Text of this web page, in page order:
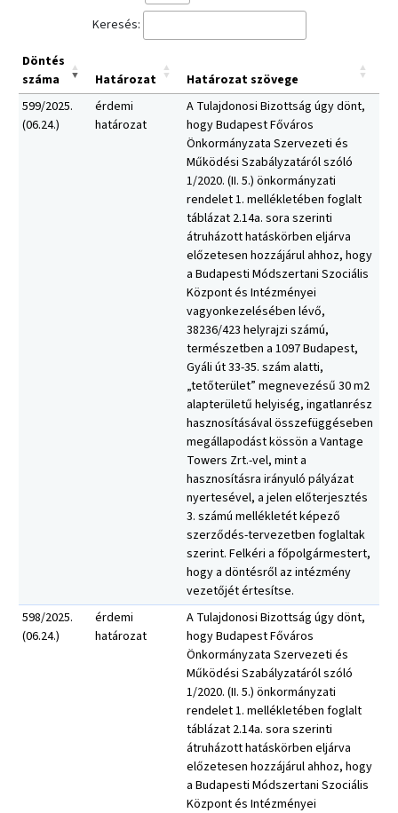
Keresés:
Döntés
száma
Határozat
Határozat szövege
599/2025.
(06.24.)
érdemi
határozat
A Tulajdonosi Bizottság úgy dönt,
hogy Budapest Főváros
Önkormányzata Szervezeti és
Működési Szabályzatáról szóló
1/2020. (II. 5.) önkormányzati
rendelet 1. mellékletében foglalt
táblázat 2.14a. sora szerinti
átruházott hatáskörben eljárva
előzetesen hozzájárul ahhoz, hogy
a Budapesti Módszertani Szociális
Központ és Intézményei
vagyonkezelésében lévő,
38236/423 helyrajzi számú,
természetben a 1097 Budapest,
Gyáli út 33-35. szám alatti,
„tetőterület” megnevezésű 30 m2
alapterületű helyiség, ingatlanrész
hasznosításával összefüggéseben
megállapodást kössön a Vantage
Towers Zrt.-vel, mint a
hasznosításra irányuló pályázat
nyertesével, a jelen előterjesztés
3. számú mellékletét képező
szerződés-tervezetben foglaltak
szerint. Felkéri a főpolgármestert,
hogy a döntésről az intézmény
vezetőjét értesítse.
598/2025.
(06.24.)
érdemi
határozat
A Tulajdonosi Bizottság úgy dönt,
hogy Budapest Főváros
Önkormányzata Szervezeti és
Működési Szabályzatáról szóló
1/2020. (II. 5.) önkormányzati
rendelet 1. mellékletében foglalt
táblázat 2.14a. sora szerinti
átruházott hatáskörben eljárva
előzetesen hozzájárul ahhoz, hogy
a Budapesti Módszertani Szociális
Központ és Intézményei